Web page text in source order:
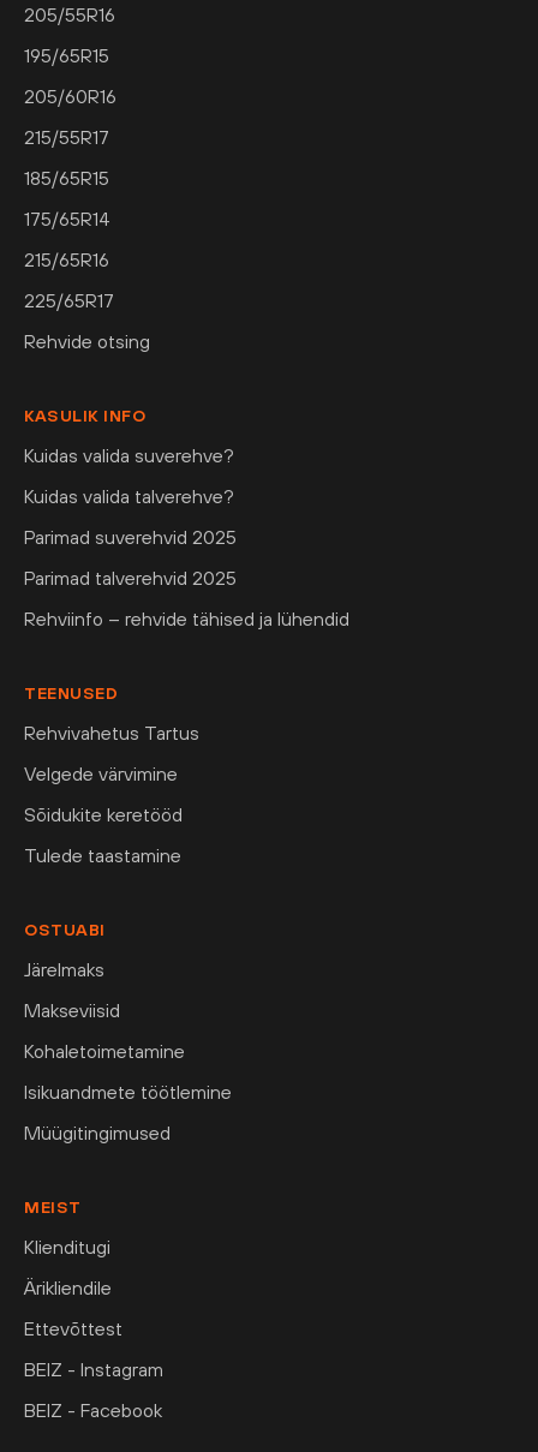
205/55R16
195/65R15
205/60R16
215/55R17
185/65R15
175/65R14
215/65R16
225/65R17
Rehvide otsing
KASULIK INFO
Kuidas valida suverehve?
Kuidas valida talverehve?
Parimad suverehvid 2025
Parimad talverehvid 2025
Rehviinfo – rehvide tähised ja lühendid
TEENUSED
Rehvivahetus Tartus
Velgede värvimine
Sõidukite keretööd
Tulede taastamine
OSTUABI
Järelmaks
Makseviisid
Kohaletoimetamine
Isikuandmete töötlemine
Müügitingimused
MEIST
Klienditugi
Ärikliendile
Ettevõttest
BEIZ - Instagram
BEIZ - Facebook